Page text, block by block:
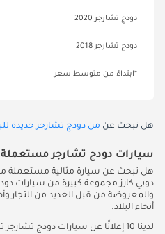
دودج تشارجر 2020
دودج تشارجر 2018
*ابتداءً من متوسط سعر
هل تبحث عن من دودج تشارجر جديدة
سيارات دودج تشارجر مستعملة
هل تبحث عن سيارة مثالية مستعملة
دوبي كارز مجموعة كبيرة من سيارات
والمعروضة من قبل العديد من التجار
أنحاء البلاد.
لدينا 10 إعلانًا عن سيارات دودج تشارجر تبدأ من متوسط سعر